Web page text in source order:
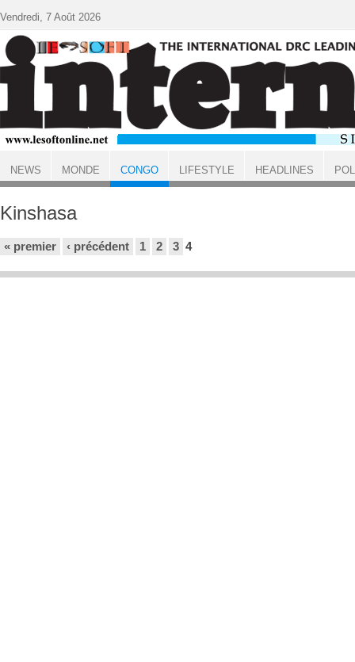
ACCUEIL CONGO
Kinshasa
« premier ‹ précédent 1 2 3 4
Vendredi, 7 Août 2026
NEWS MONDE CONGO LIFESTYLE HEADLINES